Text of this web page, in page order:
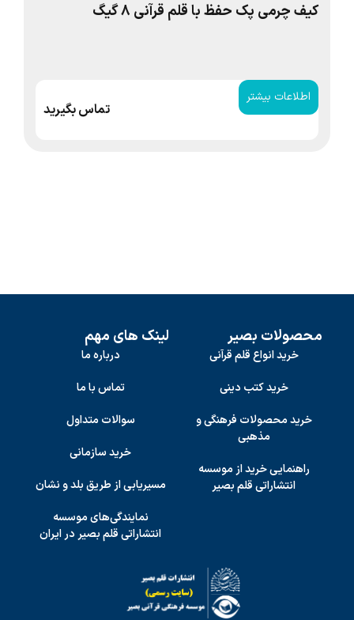
کیف چرمی پک حفظ با قلم قرآنی 8 گیگ
اطلاعات بیشتر
تماس بگیرید
محصولات بصیر
خرید انواع قلم قرآنی
خرید کتب دینی
خرید محصولات فرهنگی و
مذهبی
راهنمایی خرید از موسسه
انتشاراتی قلم بصیر
لینک های مهم
درباره ما
تماس با ما
سوالات متداول
خرید سازمانی
مسیریابی از طریق بلد و نشان
نمایندگی‌های موسسه
انتشاراتی قلم بصیر در ایران